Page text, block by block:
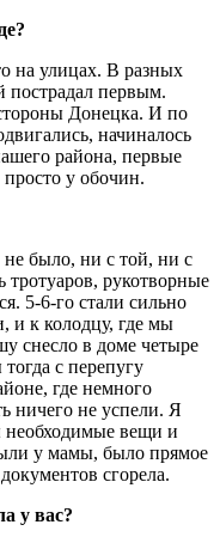
на улицах. В разных
пострадал первым.
Донецка. И по
начиналось
района, первые
у обочин.
было, ни с той, ни с
рукотворные
5-6-го стали сильно
и к колодцу, где мы
снесло в доме четыре
с перепугу
где немного
ничего не успели. Я
необходимые вещи и
у мамы, было прямое
сгорела.
у вас?